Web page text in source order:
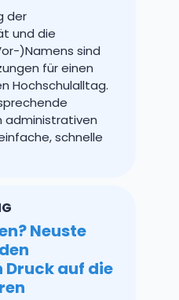
der
und die
)Namens sind
für einen
Hochschulalltag.
administrativen
schnelle
Neuste
auf die